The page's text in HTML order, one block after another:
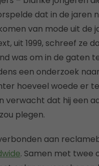
dat in de jaren
van mode uit de
uit 1999, schreef ze
was om in de gaten
een onderzoek
hoeveel woede er
verwacht dat hij een
plegen.
aan
. Samen met twee